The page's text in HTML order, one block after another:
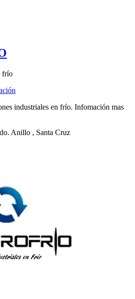
frío
industriales en frío. Infomación mas
Anillo , Santa Cruz